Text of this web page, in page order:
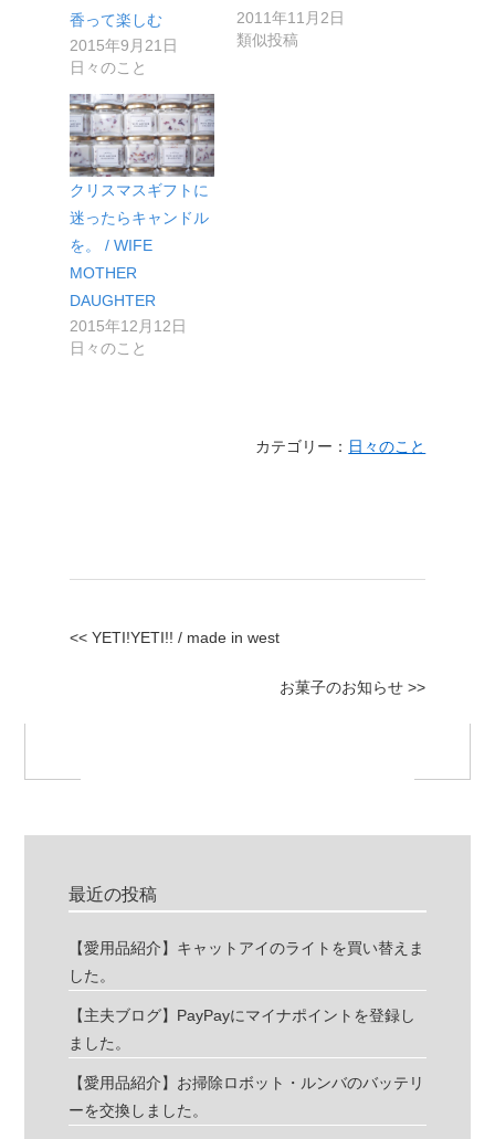
香って楽しむ
2015年9月21日
日々のこと
2011年11月2日
類似投稿
クリスマスギフトに
迷ったらキャンドル
を。 / WIFE
MOTHER
DAUGHTER
2015年12月12日
日々のこと
カテゴリー： 日々のこと
<< YETI!YETI!! / made in west
お菓子のお知らせ >>
最近の投稿
【愛用品紹介】キャットアイのライトを買い替えま
した。
【主夫ブログ】PayPayにマイナポイントを登録し
ました。
【愛用品紹介】お掃除ロボット・ルンバのバッテリ
ーを交換しました。